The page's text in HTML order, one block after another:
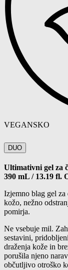
VEGANSKO
DUO
Ultimativni gel za
390 mL / 13.19 fl.
Izjemno blag gel za
kožo, nežno
pomirja.
Ne vsebuje mil.
sestavini,
draženja kože in
porušila njeno
občutljivo otroško